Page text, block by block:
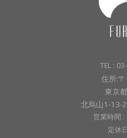
TEL :
住所:
東京
北烏山1-13-
営業時間
定休